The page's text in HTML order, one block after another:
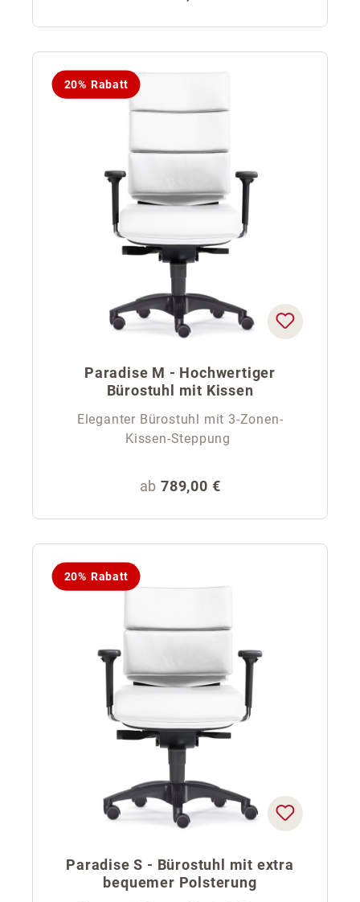
20% Rabatt
Paradise M - Hochwertiger
Bürostuhl mit Kissen
Eleganter Bürostuhl mit 3-Zonen-
Kissen-Steppung
Regulärer Preis:
ab 789,00 €
20% Rabatt
Paradise S - Bürostuhl mit extra
bequemer Polsterung